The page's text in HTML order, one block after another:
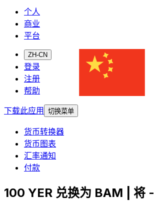
个人
商业
平台
ZH-CN
登录
注册
帮助
下载此应用
切换菜单
货币转换器
货币图表
汇率通知
付款
100 YER 兑换为 BAM | 将